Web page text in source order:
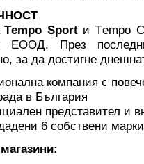
Тempo Sportи Тempo
ЕООД. През
за да достигне
компания с
в България
представител и
6 собствени марки